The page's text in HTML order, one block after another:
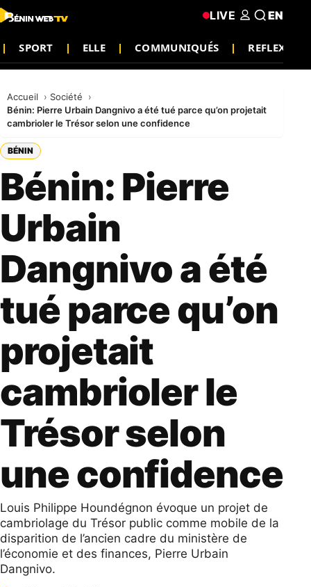
SPORT ELLE COMMUNIQUÉS REFLEXION
LIVE EN
Accueil
Société
Bénin: Pierre Urbain Dangnivo a été tué parce qu’on projetait
cambrioler le Trésor selon une confidence
BÉNIN
Bénin: Pierre
Urbain
Dangnivo a été
tué parce qu’on
projetait
cambrioler le
Trésor selon
une confidence
Louis Philippe Houndégnon évoque un projet de
cambriolage du Trésor public comme mobile de la
disparition de l’ancien cadre du ministère de
l’économie et des finances, Pierre Urbain
Dangnivo.